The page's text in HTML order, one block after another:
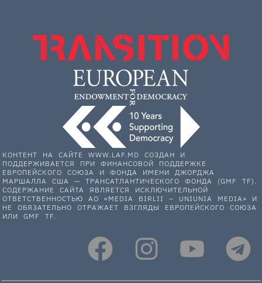
КОНТЕНТ НА САЙТЕ WWW.LAF.MD СОЗДАН И
ПОДДЕРЖИВАЕТСЯ ПРИ ФИНАНСОВОЙ ПОДДЕРЖКЕ
ЕВРОПЕЙСКОГО СОЮЗА И ФОНДА ИМЕНИ ДЖОРДЖА
МАРШАЛЛА США — ТРАНСАТЛАНТИЧЕСКОГО ФОНДА (GMF TF).
СОДЕРЖАНИЕ САЙТА ЯВЛЯЕТСЯ ИСКЛЮЧИТЕЛЬНОЙ
ОТВЕТСТВЕННОСТЬЮ АО «MEDIA BIRLII – UNIUNIA MEDIA» И
НЕ ОБЯЗАТЕЛЬНО ОТРАЖАЕТ ВЗГЛЯДЫ ЕВРОПЕЙСКОГО СОЮЗА
ИЛИ GMF TF.